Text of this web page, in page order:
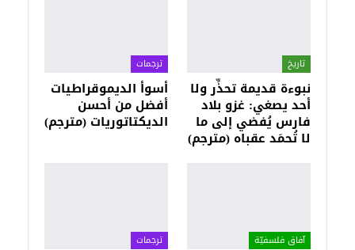
تاريخ
نبوءة قديمة تحذِّر ولا
أحد يصغي: غزو بلاد
فارس يُفضي إلى ما
لا تُحمَد عقباه (مترجم)
ترجمات
أسوأ الديموقراطيات
أفضل من أحسن
الديكتاتوريات (مترجم)
آفاق فلسفيّة‎ ترجمات